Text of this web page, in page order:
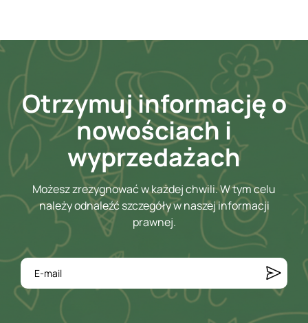
Otrzymuj informację o
nowościach i
wyprzedażach
Możesz zrezygnować w każdej chwili. W tym celu
należy odnaleźć szczegóły w naszej informacji
prawnej.